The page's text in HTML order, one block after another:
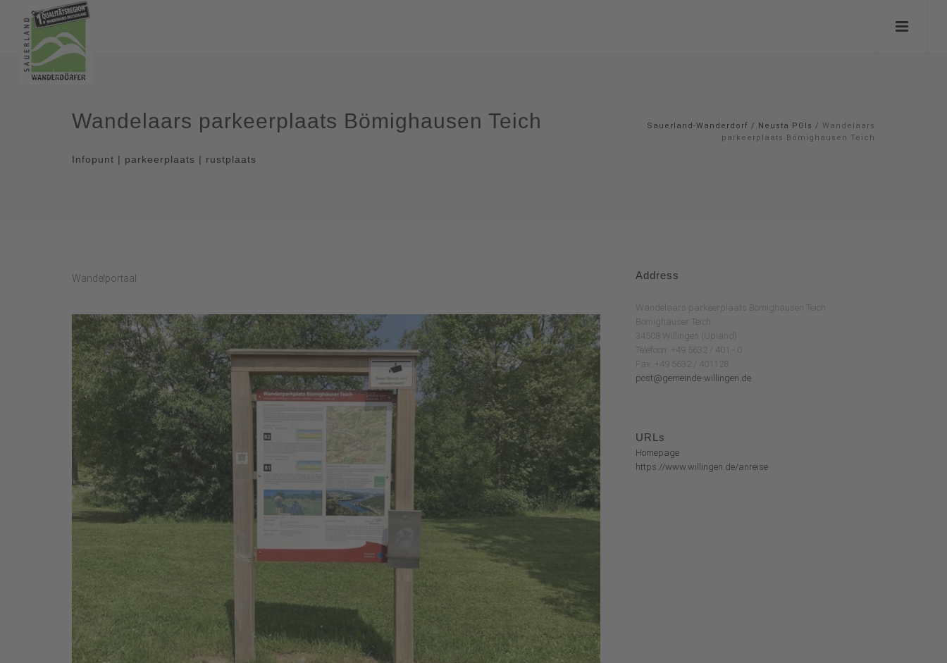
Wandelaars parkeerplaats Bömighausen Teich
Infopunt | parkeerplaats | rustplaats
Sauerland-Wanderdorf / Neusta POIs / Wandelaars
parkeerplaats Bömighausen Teich
Wandelportaal Address
Wandelaars parkeerplaats Bömighausen Teich
Bömighäuser Teich
34508 Willingen (Upland)
Telefoon: +49 5632 / 401 - 0
Fax: +49 5632 / 401128
post@gemeinde-willingen.de
URLs
Homepage
https://www.willingen.de/anreise